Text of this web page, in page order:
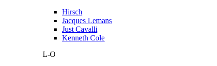
Hirsch
Jacques Lemans
Just Cavalli
Kenneth Cole
L-O